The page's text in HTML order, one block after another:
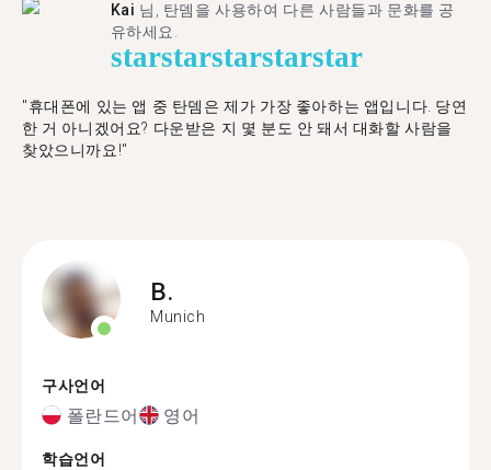
Kai 님, 탄뎀을 사용하여 다른 사람들과 문화를 공
유하세요.
starstarstarstarstar
"휴대폰에 있는 앱 중 탄뎀은 제가 가장 좋아하는 앱입니다. 당연
한 거 아니겠어요? 다운받은 지 몇 분도 안 돼서 대화할 사람을
찾았으니까요!"
B.
Munich
구사언어
폴란드어 영어
학습언어